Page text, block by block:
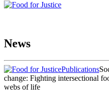
News
Publications
change: Fighting intersectional
webs of life